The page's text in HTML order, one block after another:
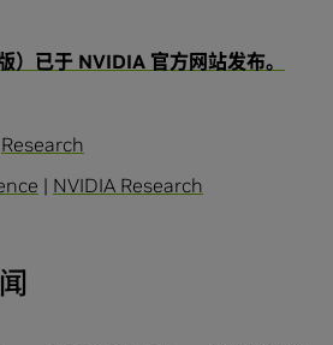
）已于 NVIDIA 官方网站发布。
Research
| NVIDIA Research